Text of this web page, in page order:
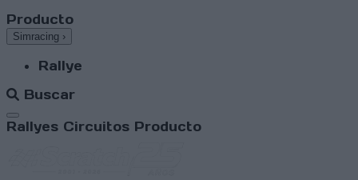
Producto
Simracing ›
Rallye
Buscar
Abrir menú
Rallyes Circuitos Producto